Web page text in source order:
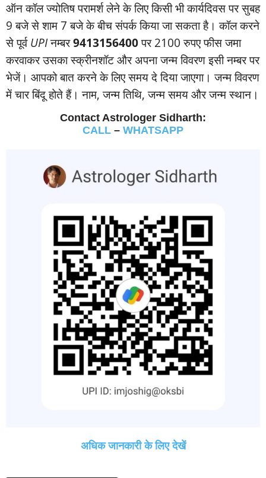
ऑन कॉल ज्‍योतिष परामर्श लेने के लिए किसी भी कार्यदिवस पर सुबह
9 बजे से शाम 7 बजे के बीच संपर्क किया जा सकता है। कॉल करने
से पूर्वUPIनम्‍बर9413156400पर 2100 रुपए फीस जमा
करवाकर उसका स्‍क्रीनशॉट और अपना जन्‍म विवरण इसी नम्‍बर पर
भेजें। आपको बात करने के लिए समय दे दिया जाएगा। जन्‍म विवरण
में चार बिंदू होते हैं। नाम, जन्‍म तिथि, जन्‍म समय और जन्‍म स्‍थान।
Contact Astrologer Sidharth:
CALL – WHATSAPP
अधिक जानकारी के लिए देखें